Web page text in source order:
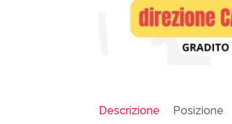
Descrizione Posizione